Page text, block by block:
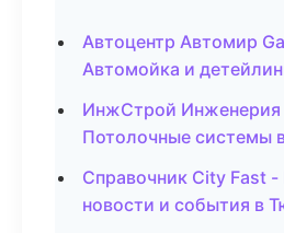
Автоцентр Автомир
Автомойка и
ИнжСтрой Инженерия
Потолочные системы
Справочник City Fast -
новости и события в